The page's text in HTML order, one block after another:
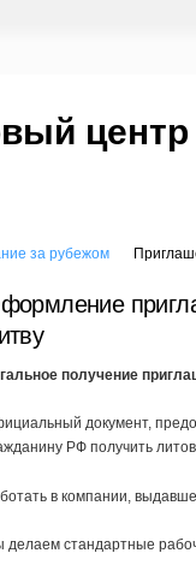
центр
за рубежом
получение
документ,
РФ получить
в компании,
делаем стандартные